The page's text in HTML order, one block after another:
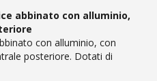
abbinato con alluminio,
con alluminio, con
posteriore. Dotati di